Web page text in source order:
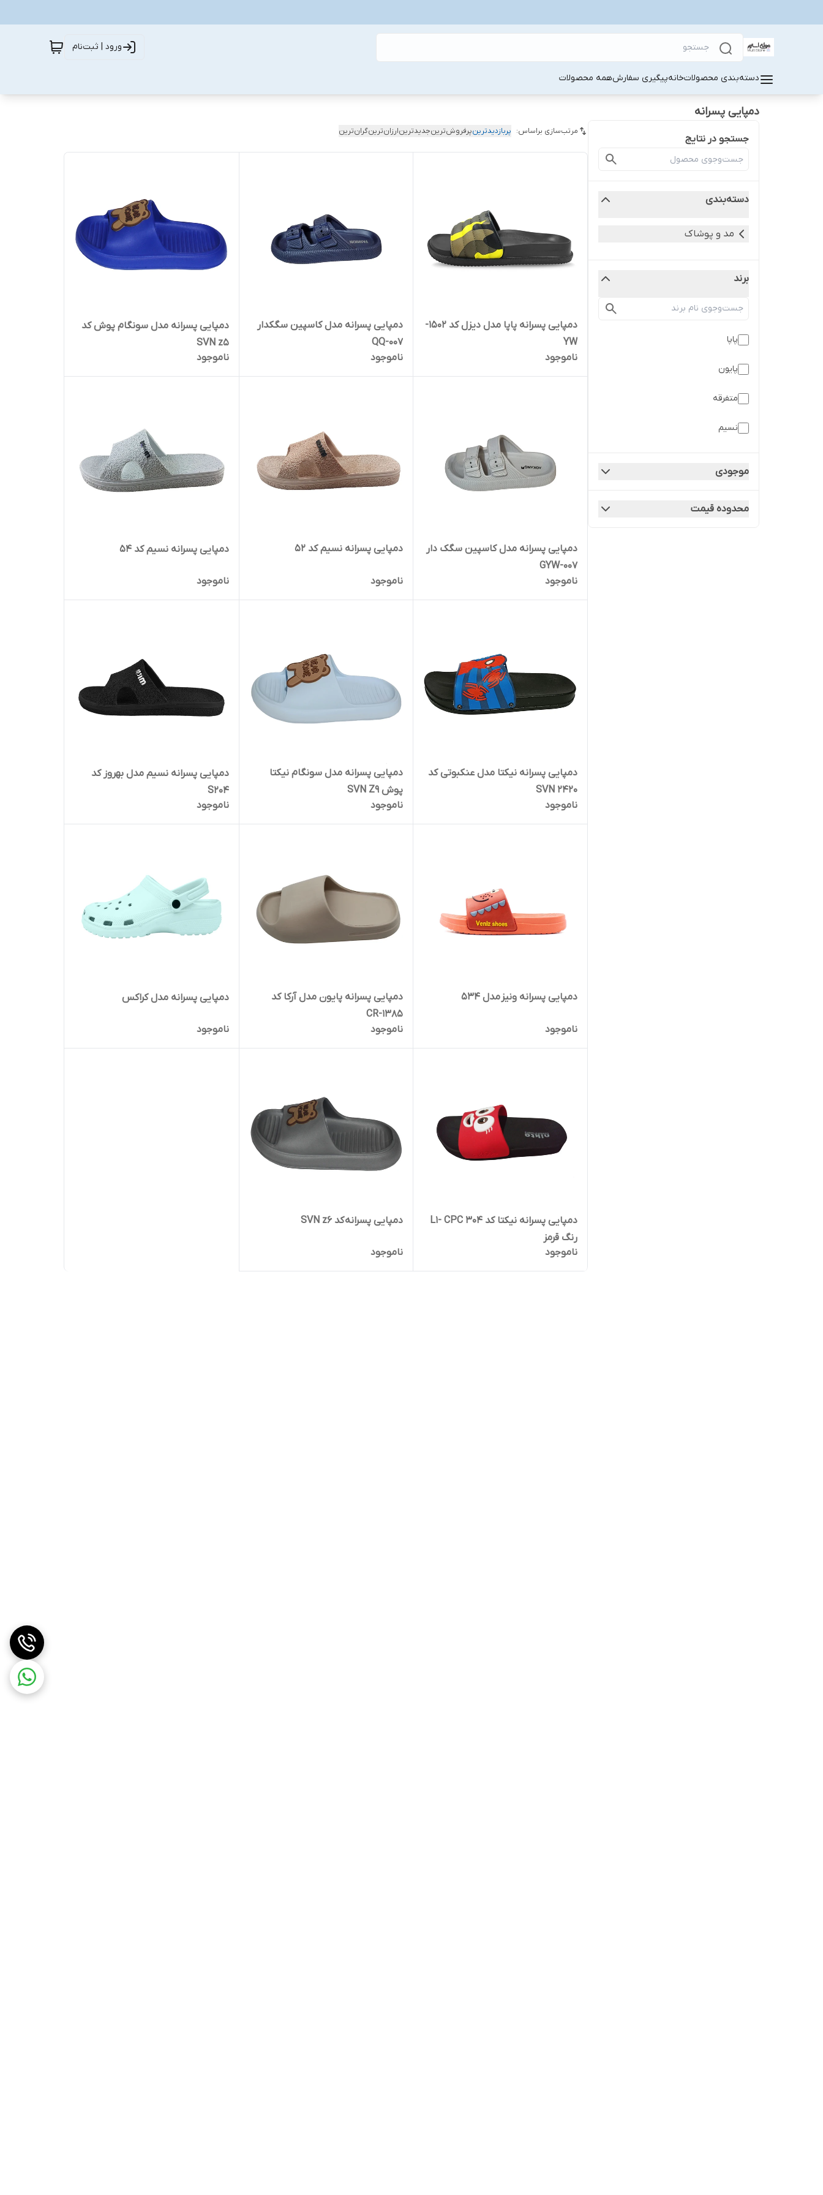
ورود | ثبت‌نام
دسته‌بندی محصولاتخانهپیگیری سفارشهمه محصولات
دمپایی پسرانه
جستجو در نتایج
دسته‌بندی
مد و پوشاک
برند
پاپا
پایون
متفرقه
نسیم
موجودی
محدوده قیمت
مرتب‌سازی براساس: پربازدیدترینپرفروش‌ترینجدیدترینارزان‌ترینگران‌ترین
دمپایی پسرانه پاپا مدل دیزل کد 1502-
YW
ناموجود
دمپایی پسرانه مدل کاسپین سگکدار
QQ-007
ناموجود
دمپایی پسرانه مدل سونگام پوش کد
SVN z5
ناموجود
دمپایی پسرانه مدل کاسپین سگک دار
GYW-007
ناموجود
دمپایی پسرانه نسیم کد 52
ناموجود
دمپایی پسرانه نسیم کد 54
ناموجود
دمپایی پسرانه نیکتا مدل عنکبوتی کد
SVN 2420
ناموجود
دمپایی پسرانه مدل سونگام نیکتا
پوش SVN Z9
ناموجود
دمپایی پسرانه نسیم مدل بهروز کد
S204
ناموجود
دمپایی پسرانه ونیز مدل 534
ناموجود
دمپایی پسرانه پایون مدل آرکا کد
1385-CR
ناموجود
دمپایی پسرانه مدل کراکس
ناموجود
دمپایی پسرانه نیکتا کد L1- CPC 304
رنگ قرمز
ناموجود
دمپایی پسرانه کد SVN z6
ناموجود